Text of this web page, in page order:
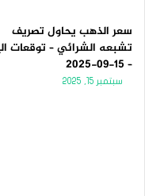
سعر الذهب يحاول تصريف
تشبعه الشرائي – توقعات
– 15-09-2025
سبتمبر 15, 2025